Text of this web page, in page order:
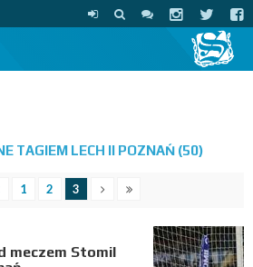
TAGIEM LECH II POZNAŃ (50)
1 2 3
meczem Stomil